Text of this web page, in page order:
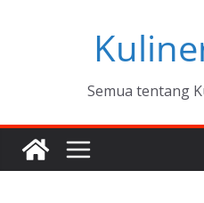
Semua tentang